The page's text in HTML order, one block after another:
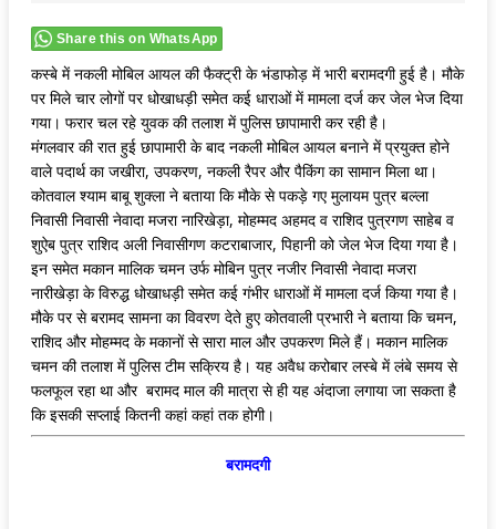
Share this on WhatsApp
कस्बे में नकली मोबिल आयल की फैक्ट्री के भंडाफोड़ में भारी बरामदगी हुई है। मौके
पर मिले चार लोगों पर धोखाधड़ी समेत कई धाराओं में मामला दर्ज कर जेल भेज दिया
गया। फरार चल रहे युवक की तलाश में पुलिस छापामारी कर रही है।
मंगलवार की रात हुई छापामारी के बाद नकली मोबिल आयल बनाने में प्रयुक्त होने
वाले पदार्थ का जखीरा, उपकरण, नकली रैपर और पैकिंग का सामान मिला था।
कोतवाल श्याम बाबू शुक्ला ने बताया कि मौके से पकड़े गए मुलायम पुत्र बल्ला
निवासी निवासी नेवादा मजरा नारिखेड़ा, मोहम्मद अहमद व राशिद पुत्रगण साहेब व
शुऐब पुत्र राशिद अली निवासीगण कटराबाजार, पिहानी को जेल भेज दिया गया है।
इन समेत मकान मालिक चमन उर्फ मोबिन पुत्र नजीर निवासी नेवादा मजरा
नारीखेड़ा के विरुद्ध धोखाधड़ी समेत कई गंभीर धाराओं में मामला दर्ज किया गया है।
मौके पर से बरामद सामना का विवरण देते हुए कोतवाली प्रभारी ने बताया कि चमन,
राशिद और मोहम्मद के मकानों से सारा माल और उपकरण मिले हैं। मकान मालिक
चमन की तलाश में पुलिस टीम सक्रिय है। यह अवैध करोबार लस्बे में लंबे समय से
फलफूल रहा था और बरामद माल की मात्रा से ही यह अंदाजा लगाया जा सकता है
कि इसकी सप्लाई कितनी कहां कहां तक होगी।
बरामदगी